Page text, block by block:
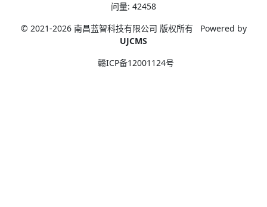
问量: 42458
© 2021-2026 南昌蓝智科技有限公司 版权所有
Powered by
UJCMS
赣ICP备12001124号